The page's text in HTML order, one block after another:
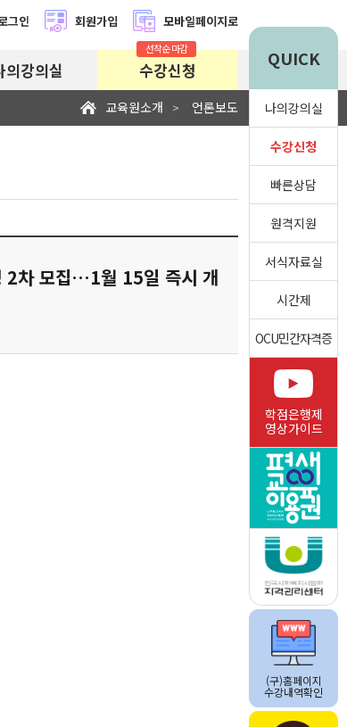
그인 회원가입 모바일페이지로
의강의실
선착순 마감
수강신청
교육원소개 > 언론보도
2차 모집…1월 15일 즉시 개
QUICK
나의강의실
수강신청
빠른상담
원격지원
서식자료실
시간제
OCU민간자격증
학점은행제
영상가이드
(구)홈페이지
수강내역확인